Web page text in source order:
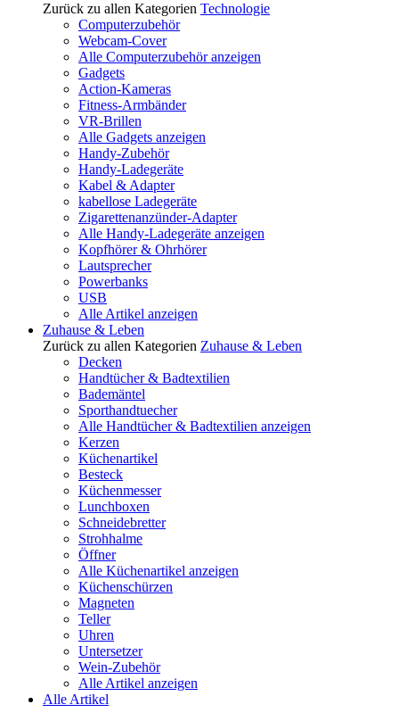
Zurück zu allen Kategorien Technologie
Computerzubehör
Webcam-Cover
Alle Computerzubehör anzeigen
Gadgets
Action-Kameras
Fitness-Armbänder
VR-Brillen
Alle Gadgets anzeigen
Handy-Zubehör
Handy-Ladegeräte
Kabel & Adapter
kabellose Ladegeräte
Zigarettenanzünder-Adapter
Alle Handy-Ladegeräte anzeigen
Kopfhörer & Ohrhörer
Lautsprecher
Powerbanks
USB
Alle Artikel anzeigen
Zuhause & Leben
Zurück zu allen Kategorien Zuhause & Leben
Decken
Handtücher & Badtextilien
Bademäntel
Sporthandtuecher
Alle Handtücher & Badtextilien anzeigen
Kerzen
Küchenartikel
Besteck
Küchenmesser
Lunchboxen
Schneidebretter
Strohhalme
Öffner
Alle Küchenartikel anzeigen
Küchenschürzen
Magneten
Teller
Uhren
Untersetzer
Wein-Zubehör
Alle Artikel anzeigen
Alle Artikel